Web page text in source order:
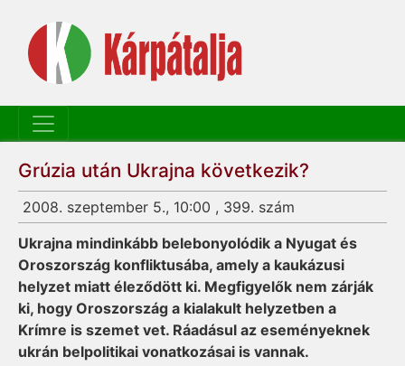
Grúzia után Ukrajna következik?
2008. szeptember 5., 10:00 , 399. szám
Ukrajna mindinkább belebonyolódik a Nyugat és
Oroszország konfliktusába, amely a kaukázusi
helyzet miatt éleződött ki. Megfigyelők nem zárják
ki, hogy Oroszország a kialakult helyzetben a
Krímre is szemet vet. Ráadásul az eseményeknek
ukrán belpolitikai vonatkozásai is vannak.